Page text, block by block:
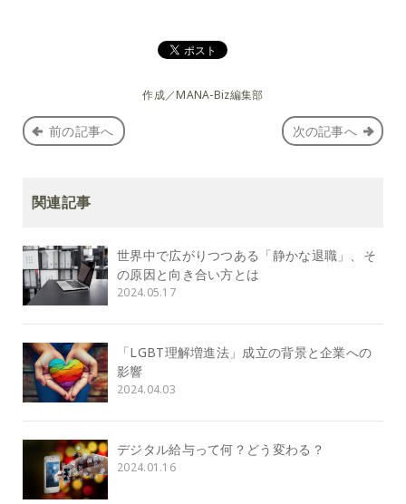
作成／MANA-Biz編集部
前の記事へ 次の記事へ
関連記事
世界中で広がりつつある「静かな退職」、そ
の原因と向き合い方とは
2024.05.17
「LGBT理解増進法」成立の背景と企業への
影響
2024.04.03
デジタル給与って何？どう変わる？
2024.01.16